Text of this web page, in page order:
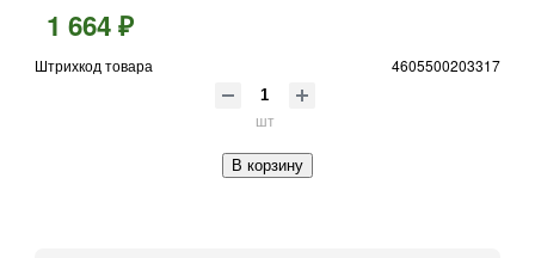
1 664 ₽
Штрихкод товара 4605500203317
шт
В корзину